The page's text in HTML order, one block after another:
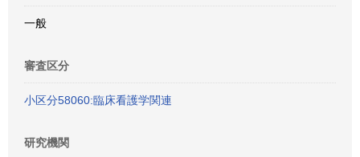
一般
審査区分
小区分58060:臨床看護学関連
研究機関